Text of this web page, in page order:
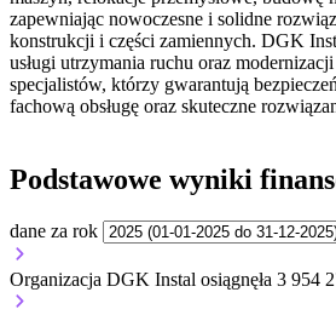
zapewniając nowoczesne i solidne
konstrukcji i części zamiennych. DGK
usługi utrzymania ruchu oraz
specjalistów, którzy gwarantują
fachową obsługę oraz skuteczne
Podstawowe wyniki
dane za rok
Organizacja DGK Instal osiągnęła 3 954